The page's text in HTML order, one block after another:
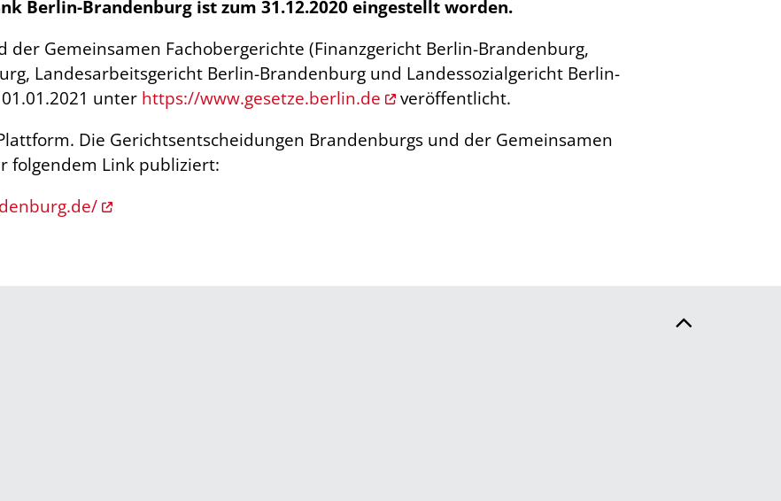
Berlin-Brandenburg ist zum 31.12.2020 eingestellt worden.
Gemeinsamen Fachobergerichte (Finanzgericht Berlin-Brandenburg,
Landesarbeitsgericht Berlin-Brandenburg und Landessozialgericht Berlin-
unter https://www.gesetze.berlin.de
veröffentlicht.
Die Gerichtsentscheidungen Brandenburgs und der Gemeinsamen
folgendem Link publiziert: